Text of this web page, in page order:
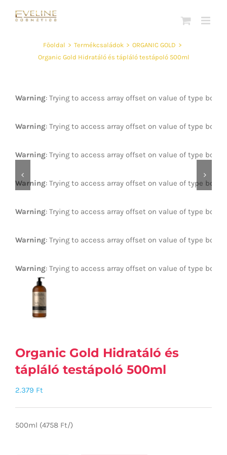
Főoldal > Termékcsaládok > ORGANIC GOLD >
Organic Gold Hidratáló és tápláló testápoló 500ml
Warning: Trying to access array offset on value of type bool
Warning: Trying to access array offset on value of type bool
Warning: Trying to access array offset on value of type bool
Warning: Trying to access array offset on value of type bool
Warning: Trying to access array offset on value of type bool
Warning: Trying to access array offset on value of type bool
Warning: Trying to access array offset on value of type bool
 
Organic Gold Hidratáló és
tápláló testápoló 500ml
2.379 Ft
500ml (4758 Ft/)